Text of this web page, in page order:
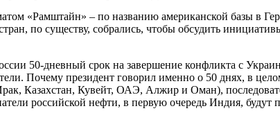
«Рамштайн» – по названию американской базы в
по существу, собрались, чтобы обсудить
50-дневный срок на завершение конфликта с
Почему президент говорил именно о 50 днях, в
Казахстан, Кувейт, ОАЭ, Алжир и Оман),
российской нефти, в первую очередь Индия,